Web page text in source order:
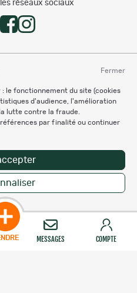
Fermer
le fonctionnement du site (cookies
d'audience, l'amélioration
lutte contre la fraude.
par finalité ou continuer
MESSAGES COMPTE
réseaux sociaux
Ardent pêche